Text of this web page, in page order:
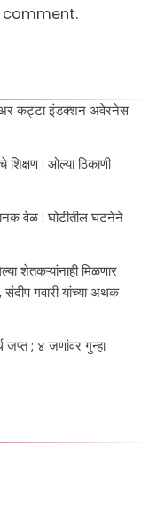
कट्टा इंडक्शन अवेरनेस
शिक्षण : ओल्या ठिकाणी
वेळ : घोटीतील घटनेने
शेतकऱ्यांनाही मिळणार
गवारी यांच्या अथक
जप्त ; ४ जणांवर गुन्हा